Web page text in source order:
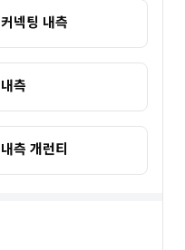
커넥팅 내측
내측
내측 개런티